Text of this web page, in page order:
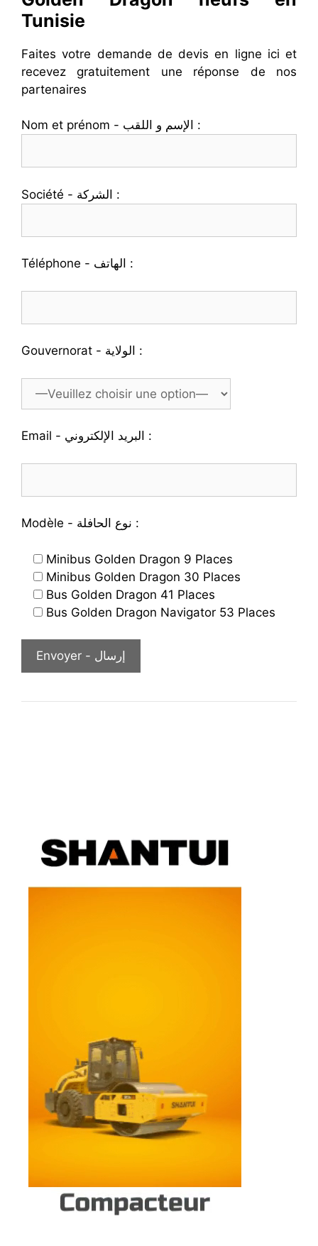
Tunisie
Faites votre demande de devis en ligne ici et
recevez gratuitement une réponse de nos
partenaires
Nom et prénom - الإسم و اللقب :
Société - الشركة :
Téléphone - الهاتف :
Gouvernorat - الولاية :
Email - البريد الإلكتروني :
Modèle - نوع الحافلة :
Minibus Golden Dragon 9 Places
Minibus Golden Dragon 30 Places
Bus Golden Dragon 41 Places
Bus Golden Dragon Navigator 53 Places